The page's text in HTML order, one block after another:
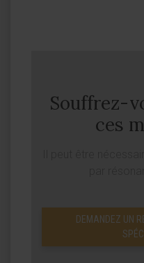
Souffrez-
ces
DEMANDEZ UN